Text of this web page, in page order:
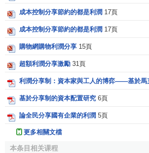
為“首期比例”和“續期比例”。
1）“首期比例”是指企業初次建立分紅
的分紅比例，用公式表示為：
S=H*G/L
式中：S為首期勞動分紅比例；H為勞
總額的%；G為年度工資總額；L為年度可
成本控制分享節約的都是利潤 17頁
成本控制分享節約的都是利潤 17頁
購物網購物利潤分享 15頁
超額利潤分享激勵 31頁
利潤分享制：資本家與工人的博弈——基於馬
基於分享制的資本配置研究 6頁
論全民分享國有企業的利潤 5頁
更多相關文檔
本条目相关课程